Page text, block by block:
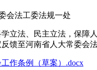
会法工委法规一处
法、民主立法，保障
馈至河南省人大常委会
作条例（草案）.docx